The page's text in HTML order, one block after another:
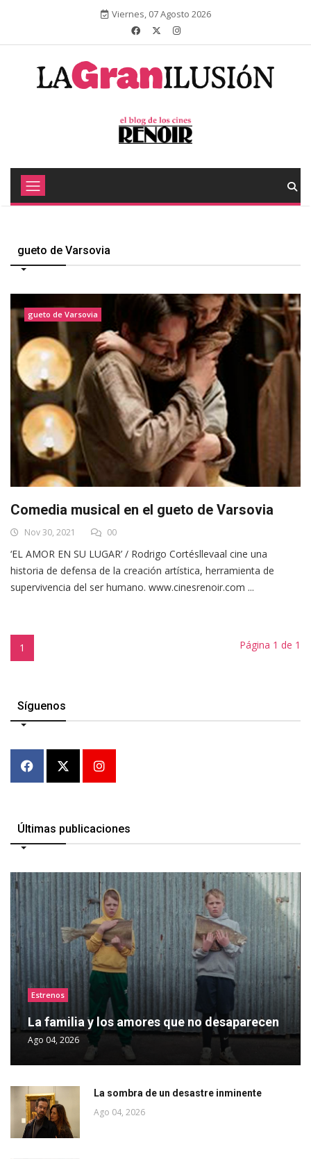
Viernes, 07 Agosto 2026
gueto de Varsovia
gueto de Varsovia
Comedia musical en el gueto de Varsovia
Nov 30, 2021 00
‘EL AMOR EN SU LUGAR’ / Rodrigo Cortésllevaal cine una
historia de defensa de la creación artística, herramienta de
supervivencia del ser humano. www.cinesrenoir.com ...
1 Página 1 de 1
Síguenos
Últimas publicaciones
Estrenos
La familia y los amores que no desaparecen
Ago 04, 2026
La sombra de un desastre inminente
Ago 04, 2026